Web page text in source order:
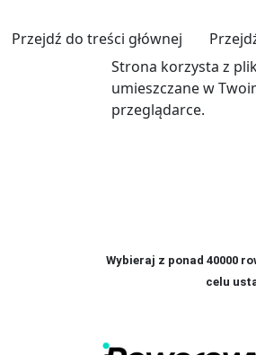
Przejdź do treści głównej
Strona korzysta z
umieszczane w
przeglądarce.
Wybieraj z ponad 40000
celu